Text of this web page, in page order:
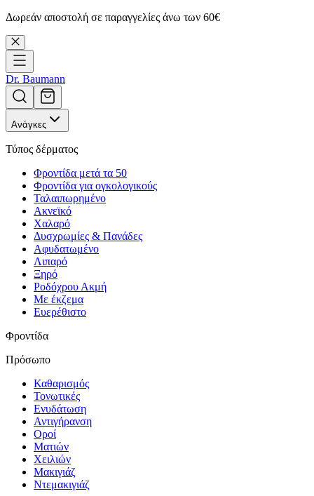
Δωρεάν αποστολή σε παραγγελίες άνω των 60€
Dr. Baumann
Ανάγκες
Τύπος δέρματος
Φροντίδα μετά τα 50
Φροντίδα για ογκολογικούς
Ταλαιπωρημένο
Ακνεϊκό
Χαλαρό
Δυσχρωμίες & Πανάδες
Αφυδατωμένο
Λιπαρό
Ξηρό
Ροδόχρου Ακμή
Με έκζεμα
Ευερέθιστο
Φροντίδα
Πρόσωπο
Καθαρισμός
Τονωτικές
Ενυδάτωση
Αντιγήρανση
Οροί
Ματιών
Χειλιών
Μακιγιάζ
Ντεμακιγιάζ